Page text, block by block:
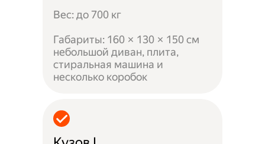
Вес: до 700 кг
Габариты: 160 × 130 × 150 см
небольшой диван, плита,
стиральная машина и
несколько коробок